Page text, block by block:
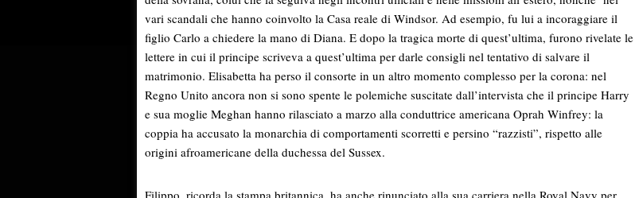
vari scandali che hanno coinvolto la Casa reale di Windsor. Ad esempio, fu lui a incoraggiare il
figlio Carlo a chiedere la mano di Diana. E dopo la tragica morte di quest’ultima, furono rivelate le
lettere in cui il principe scriveva a quest’ultima per darle consigli nel tentativo di salvare il
matrimonio. Elisabetta ha perso il consorte in un altro momento complesso per la corona: nel
Regno Unito ancora non si sono spente le polemiche suscitate dall’intervista che il principe Harry
e sua moglie Meghan hanno rilasciato a marzo alla conduttrice americana Oprah Winfrey: la
coppia ha accusato la monarchia di comportamenti scorretti e persino “razzisti”, rispetto alle
origini afroamericane della duchessa del Sussex.